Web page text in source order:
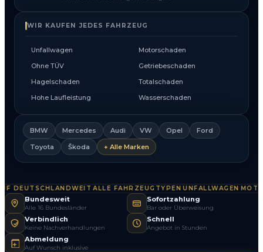
WIR KAUFEN JEDES FAHRZEUG
Unfallwagen
Motorschaden
Ohne TÜV
Getriebeschaden
Hagelschaden
Totalschaden
Hohe Laufleistung
Wasserschaden
BMW Mercedes Audi VW Opel
Ford
Toyota
Škoda + Alle Marken
DEUTSCHLANDWEITALLE FAHRZEUGTYPEN·UNFALLWAGEN·
Bundesweit
Alle 16 Bundesländer
Sofortzahlung
Bar oder Überweisung
Verbindlich
Keine Nachverhandlungen
Schnell
Angebot in Stunden
Abmeldung
Auf Wunsch inklusive